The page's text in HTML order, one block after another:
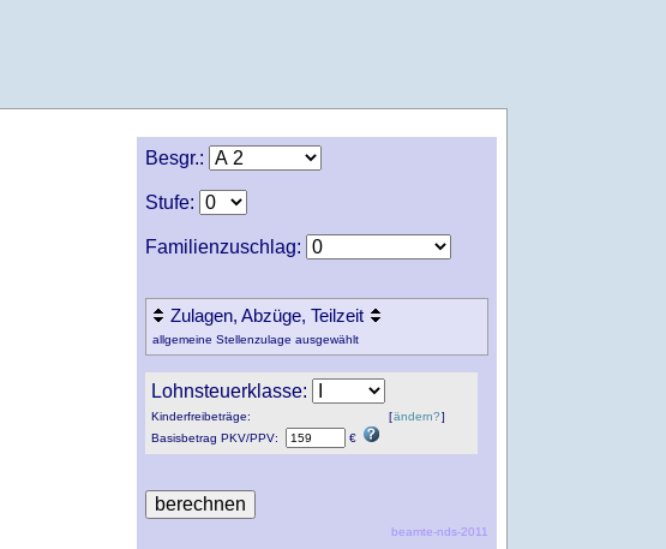
Besgr.:
Stufe:
Familienzuschlag:
Zulagen, Abzüge, Teilzeit
allgemeine Stellenzulage ausgewählt
Lohnsteuerklasse:
Kinderfreibeträge:
Basisbetrag PKV/PPV: €
[ändern?]
beamte-nds-2011